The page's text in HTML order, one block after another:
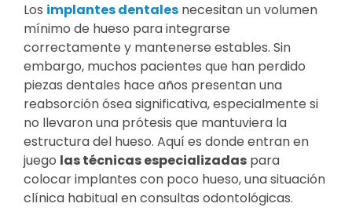
Los implantes dentales necesitan un volumen
mínimo de hueso para integrarse
correctamente y mantenerse estables. Sin
embargo, muchos pacientes que han perdido
piezas dentales hace años presentan una
reabsorción ósea significativa, especialmente si
no llevaron una prótesis que mantuviera la
estructura del hueso. Aquí es donde entran en
juego las técnicas especializadas para
colocar implantes con poco hueso, una situación
clínica habitual en consultas odontológicas.